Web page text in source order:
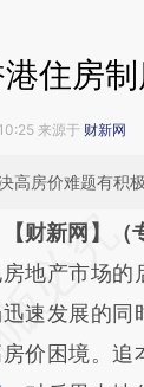
住房
来源于 财新网
高房价难题有积
必在总结开
基
【财新网】（
地产市场的
速发展的同
价困境。追